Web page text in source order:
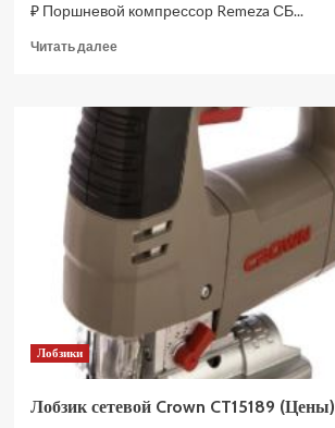
₽ Поршневой компрессор Remeza СБ...
Читать далееПрочитать
Компрессор
поршневой
СБ
Лобзики
Лобзик сетевой Crown CT15189 (Цены)